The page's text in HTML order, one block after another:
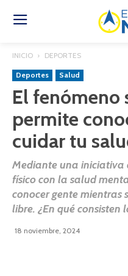
INICIO DEPORTES
Deportes Salud
El fenómeno
permite
cuidar tu
Mediante una iniciativa
físico con la salud
conocer gente
libre. ¿En qué consisten
18 noviembre, 2024